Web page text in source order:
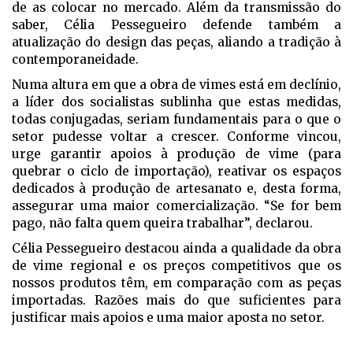
de as colocar no mercado. Além da transmissão do
saber, Célia Pessegueiro defende também a
atualização do design das peças, aliando a tradição à
contemporaneidade.
Numa altura em que a obra de vimes está em declínio,
a líder dos socialistas sublinha que estas medidas,
todas conjugadas, seriam fundamentais para o que o
setor pudesse voltar a crescer. Conforme vincou,
urge garantir apoios à produção de vime (para
quebrar o ciclo de importação), reativar os espaços
dedicados à produção de artesanato e, desta forma,
assegurar uma maior comercialização. “Se for bem
pago, não falta quem queira trabalhar”, declarou.
Célia Pessegueiro destacou ainda a qualidade da obra
de vime regional e os preços competitivos que os
nossos produtos têm, em comparação com as peças
importadas. Razões mais do que suficientes para
justificar mais apoios e uma maior aposta no setor.